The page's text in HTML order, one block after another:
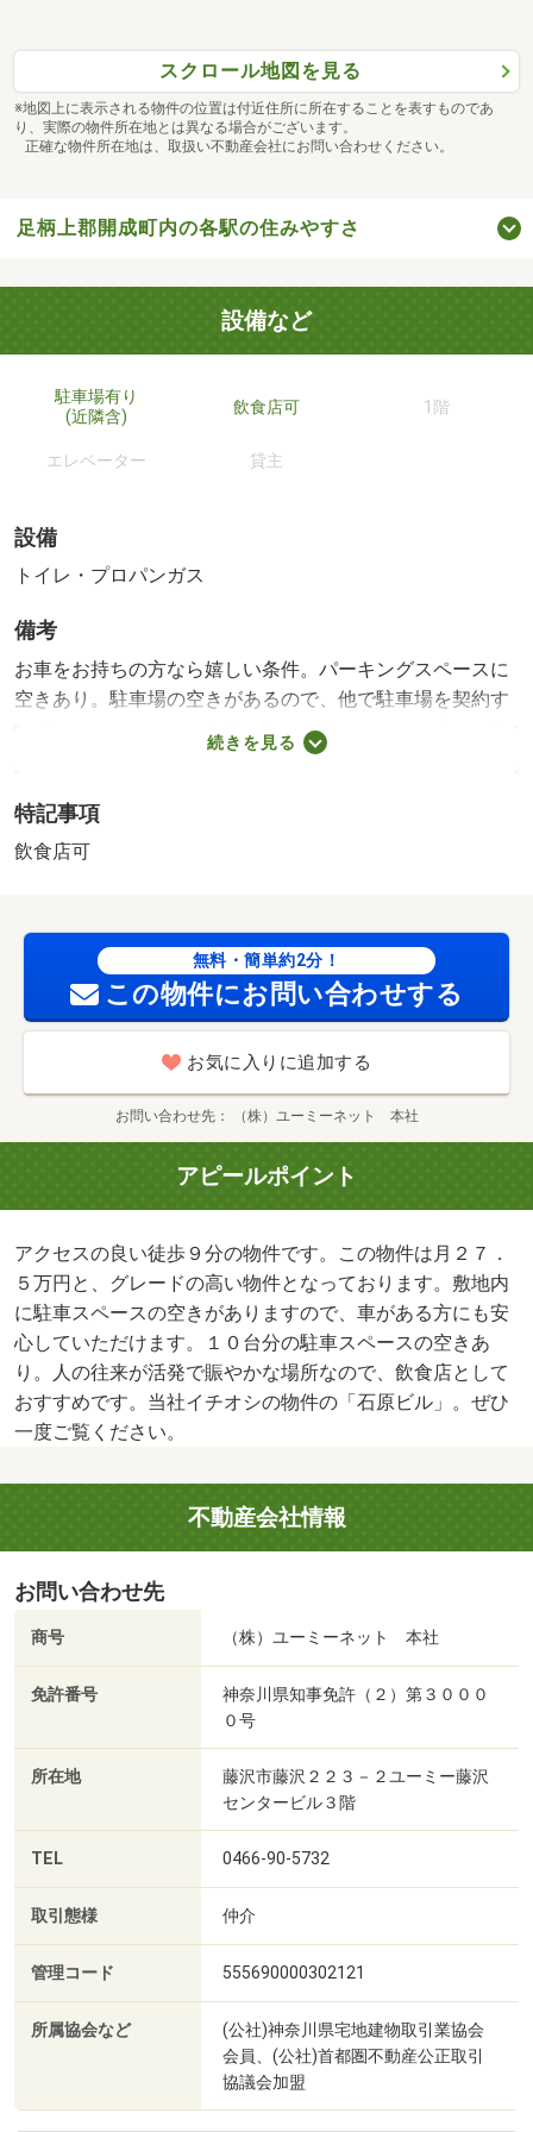
スクロール地図を見る
※地図上に表示される物件の位置は付近住所に所在することを表すものであ
り、実際の物件所在地とは異なる場合がございます。
正確な物件所在地は、取扱い不動産会社にお問い合わせください。
足柄上郡開成町内の各駅の住みやすさ
設備など
駐車場有り
(近隣含)
飲食店可 1階
エレベーター 貸主
設備
トイレ・プロパンガス
備考
お車をお持ちの方なら嬉しい条件。パーキングスペースに
空きあり。駐車場の空きがあるので、他で駐車場を契約す
る必要がありません。賃料は２７．５万円です。車をお持
ちの方にお勧め、只今１０台分空きスペースがあります。
駐車スペースも空いているので、車をお持ちの方は検討し
てみてはいかがですか。視認性が良く、設備や機材が揃っ
総支払額１００％ １年毎月額総支払額１０％）・とても
ゆとりのある環境が魅力の月３３万円の物件。敷地内駐車
場に空きありなので、車のいたずらにも遭いにくいです。
当社イチオシの物件の「石原ビル」。ぜひ一度ご覧くださ
い。・仲介手数料：１ヶ月 駐車場:有 無料 築年月:1996/10
続きを見る
特記事項
飲食店可
無料・簡単約2分！
この物件にお問い合わせする
お気に入りに追加する
お問い合わせ先 （株）ユーミーネット 本社
アピールポイント
アクセスの良い徒歩９分の物件です。この物件は月２７．
５万円と、グレードの高い物件となっております。敷地内
に駐車スペースの空きがありますので、車がある方にも安
心していただけます。１０台分の駐車スペースの空きあ
り。人の往来が活発で賑やかな場所なので、飲食店として
おすすめです。当社イチオシの物件の「石原ビル」。ぜひ
一度ご覧ください。
不動産会社情報
お問い合わせ先
商号 （株）ユーミーネット 本社
免許番号
神奈川県知事免許（２）第３０００
０号
所在地
藤沢市藤沢２２３－２ユーミー藤沢
センタービル３階
TEL 0466-90-5732
取引態様 仲介
管理コード 555690000302121
所属協会など
(公社)神奈川県宅地建物取引業協会
会員、(公社)首都圏不動産公正取引
協議会加盟